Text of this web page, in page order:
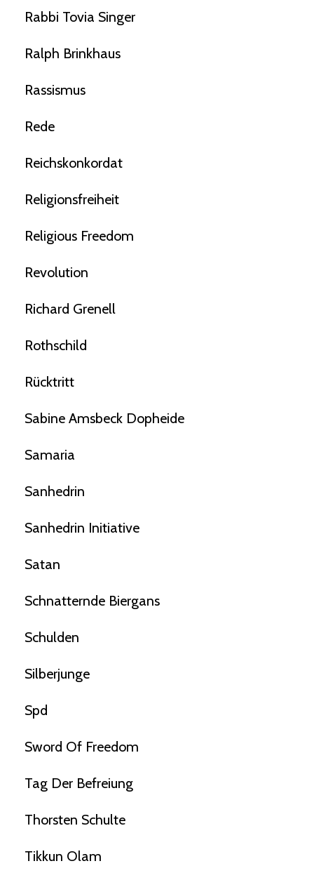
Rabbi Tovia Singer
Ralph Brinkhaus
Rassismus
Rede
Reichskonkordat
Religionsfreiheit
Religious Freedom
Revolution
Richard Grenell
Rothschild
Rücktritt
Sabine Amsbeck Dopheide
Samaria
Sanhedrin
Sanhedrin Initiative
Satan
Schnatternde Biergans
Schulden
Silberjunge
Spd
Sword Of Freedom
Tag Der Befreiung
Thorsten Schulte
Tikkun Olam